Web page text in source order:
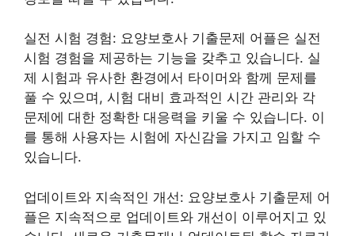
실전 시험 경험: 요양보호사 기출문제 어플은 실전
시험 경험을 제공하는 기능을 갖추고 있습니다. 실
제 시험과 유사한 환경에서 타이머와 함께 문제를
풀 수 있으며, 시험 대비 효과적인 시간 관리와 각
문제에 대한 정확한 대응력을 키울 수 있습니다. 이
를 통해 사용자는 시험에 자신감을 가지고 임할 수
있습니다.
업데이트와 지속적인 개선: 요양보호사 기출문제 어
플은 지속적으로 업데이트와 개선이 이루어지고 있